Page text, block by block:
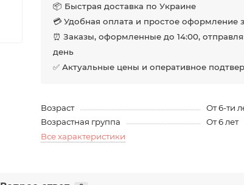
📦 Быстрая доставка по Украине
💳 Удобная оплата и простое оформление
⏰ Заказы, оформленные до 14:00,
день
✅ Актуальные цены и оперативное
Возраст
От 6-ти
Возрастная группа
От 6 лет
Все характеристики